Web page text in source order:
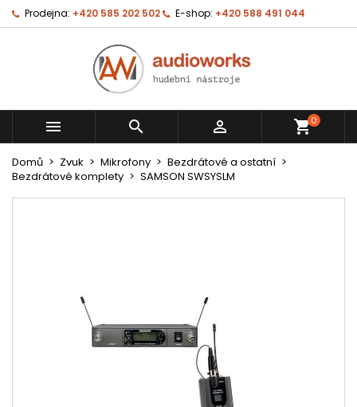
Prodejna: +420 585 202 502 E-shop: +420 588 491 044
   shopping_cart0
Domů Zvuk Mikrofony
Bezdrátové a ostatní
Bezdrátové komplety
SAMSON SWSYSLM